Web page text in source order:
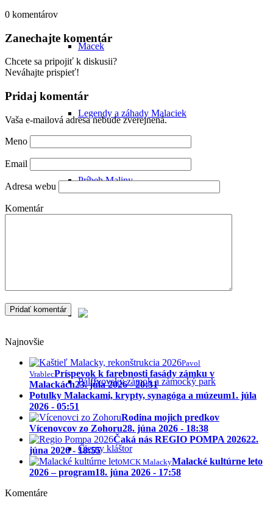
Macek
Legendy a záhady Malaciek
Príbeh Maliny
Pálffyovský zámok a zámocký park
Čierny kláštor
0 komentárov
Zanechajte komentár
Chcete sa pripojiť k diskusii?
Neváhajte prispieť!
Pridaj komentár
Vaša e-mailová adresa nebude zverejnená.
Meno
Email
Adresa webu
Komentár
Najnovšie
Pavol
VrablecPríspevok k farebnosti fasády zámku v
Malackách23. júla 2026 - 20:31
Potulky Malackami, krypty, synagóga a múzeum1. júla
2026 - 05:51
Rodina mojich predkov
Vícenovcov zo Zohoru28. júna 2026 - 18:38
Čaká nás REGIO POMPA 202622.
júna 2026 - 18:55
MCK MalackyMalacké kultúrne leto
2026 – program18. júna 2026 - 17:58
Komentáre